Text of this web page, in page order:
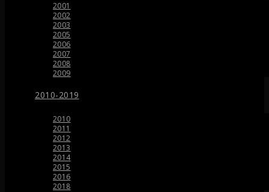
2001
2002
2003
2005
2006
2007
2008
2009
2010-2019
2010
2011
2012
2013
2014
2015
2016
2018